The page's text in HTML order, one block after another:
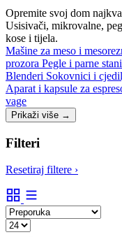
Opremite svoj dom
Usisivači, mikrovalne,
kose i tijela.
Mašine za meso i
prozora Pegle i parne
Blenderi Sokovnici i
Aparat i kapsule za
vage
Prikaži više →
Filteri
Resetiraj filtere ›